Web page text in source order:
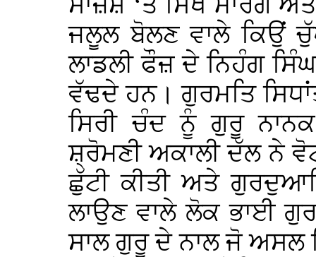
ਜਲੂਲ ਬੋਲਣ ਵਾਲੇ ਕਿਉਂ
ਲਾਡਲੀ ਫੌਜ਼ ਦੇ ਨਿਹੰਗ
ਵੱਢਦੇ ਹਨ। ਗੁਰਮਤਿ
ਸਿਰੀ ਚੰਦ ਨੂੰ ਗੁਰੂ
ਸ਼੍ਰੋਮਣੀ ਅਕਾਲੀ ਦੱਲ ਨੇ
ਛੁੱਟੀ ਕੀਤੀ ਅਤੇ
ਲਾਉਣ ਵਾਲੇ ਲੋਕ ਭਾਈ
ਸਾਲ ਗੁਰੂ ਦੇ ਨਾਲ ਜੋ ਅਸਲ